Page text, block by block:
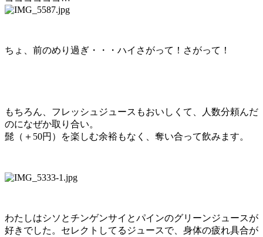
ちょ、前のめり過ぎ・・・ハイさがって！さがって！
もちろん、フレッシュジュースもおいしくて、人数分頼んだ
のになぜか取り合い。
髭（＋50円）を楽しむ余裕もなく、奪い合って飲みます。
わたしはシソとチンゲンサイとパインのグリーンジュースが
好きでした。セレクトしてるジュースで、身体の疲れ具合が